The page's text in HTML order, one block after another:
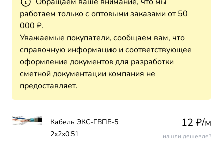
работаем только с оптовыми заказами от 50
000 ₽.
Уважаемые покупатели, сообщаем вам, что
справочную информацию и соответствующее
оформление документов для разработки
сметной документации компания не
предоставляет.
Кабель ЭКС-ГВПВ-5
2х2х0.51
12 ₽/м
нашли дешевле?